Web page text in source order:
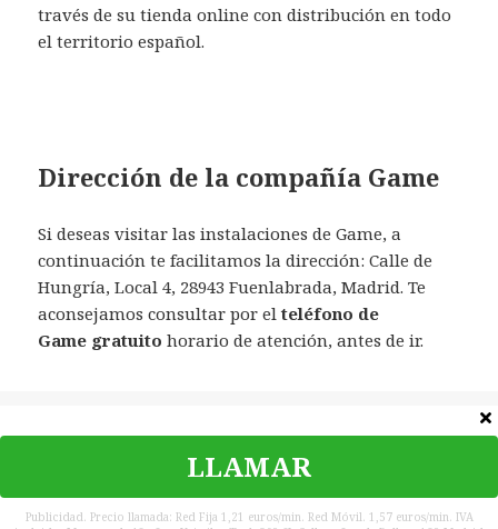
través de su tienda online con distribución en todo
el territorio español.
Dirección de la compañía Game
Si deseas visitar las instalaciones de Game, a
continuación te facilitamos la dirección: Calle de
Hungría, Local 4, 28943 Fuenlabrada, Madrid. Te
aconsejamos consultar por elteléfono de
Game gratuito horario de atención, antes de ir.
Política de privacidad
legal
LLAMAR
Publicidad. Precio llamada: Red Fija 1,21 euros/min. Red Móvil. 1,57 euros/min. IVA